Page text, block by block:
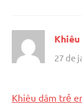
27 de
Khiêu dâm trẻ